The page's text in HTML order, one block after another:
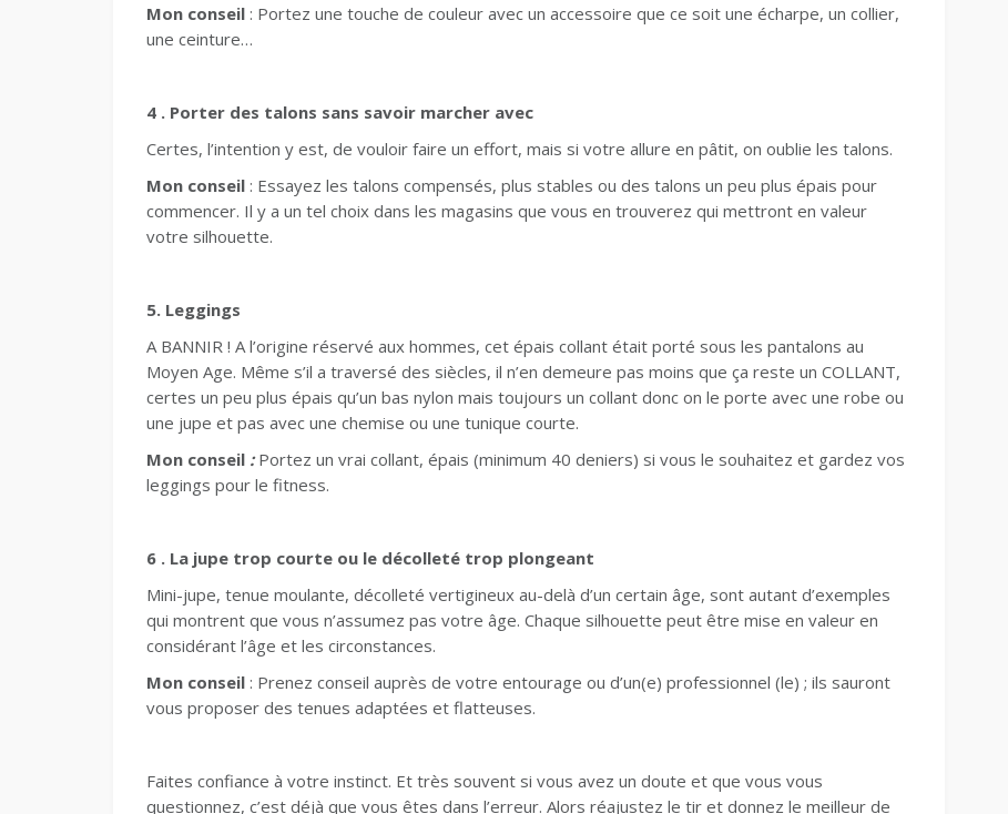
Mon conseil : Portez une touche de couleur avec un accessoire que ce soit une écharpe, un collier,
une ceinture…
4 . Porter des talons sans savoir marcher avec
Certes, l’intention y est, de vouloir faire un effort, mais si votre allure en pâtit, on oublie les talons.
Mon conseil : Essayez les talons compensés, plus stables ou des talons un peu plus épais pour
commencer. Il y a un tel choix dans les magasins que vous en trouverez qui mettront en valeur
votre silhouette.
5. Leggings
A BANNIR ! A l’origine réservé aux hommes, cet épais collant était porté sous les pantalons au
Moyen Age. Même s’il a traversé des siècles, il n’en demeure pas moins que ça reste un COLLANT,
certes un peu plus épais qu’un bas nylon mais toujours un collant donc on le porte avec une robe ou
une jupe et pas avec une chemise ou une tunique courte.
Mon conseil :Portez un vrai collant, épais (minimum 40 deniers) si vous le souhaitez et gardez vos
leggings pour le fitness.
6 . La jupe trop courte ou le décolleté trop plongeant
Mini-jupe, tenue moulante, décolleté vertigineux au-delà d’un certain âge, sont autant d’exemples
qui montrent que vous n’assumez pas votre âge. Chaque silhouette peut être mise en valeur en
considérant l’âge et les circonstances.
Mon conseil : Prenez conseil auprès de votre entourage ou d’un(e) professionnel (le) ; ils sauront
vous proposer des tenues adaptées et flatteuses.
Faites confiance à votre instinct. Et très souvent si vous avez un doute et que vous vous
questionnez, c’est déjà que vous êtes dans l’erreur. Alors réajustez le tir et donnez le meilleur de